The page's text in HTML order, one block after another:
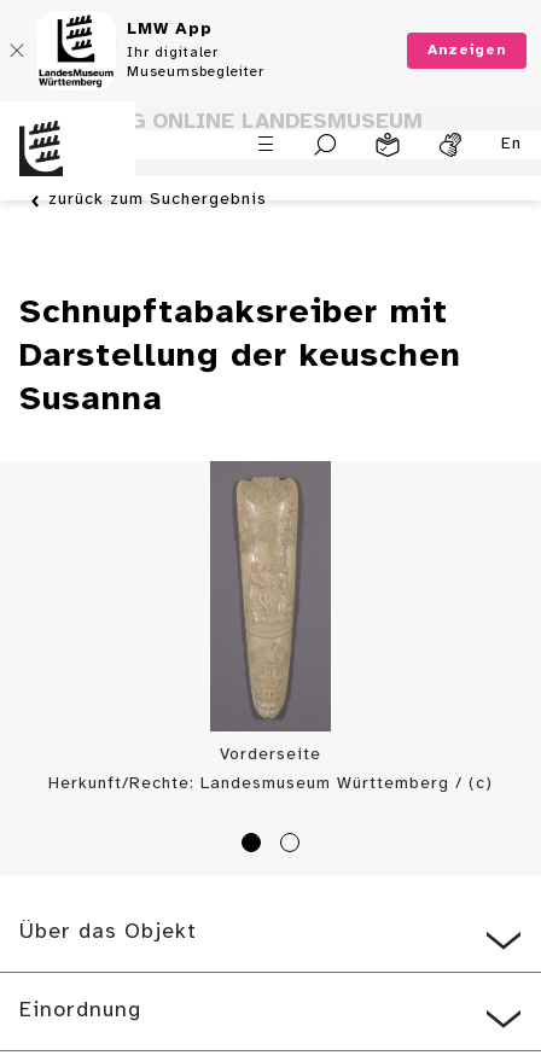
LMW App
Ihr digitaler
Museumsbegleiter
Anzeigen
En
SAMMLUNG ONLINE LANDESMUSEUM
WÜRTTEMBERG
zurück zum Suchergebnis
Schnupftabaksreiber mit
Darstellung der keuschen
Susanna
Vorderseite
Herkunft/Rechte: Landesmuseum Württemberg / (c)
Über das Objekt
Einordnung